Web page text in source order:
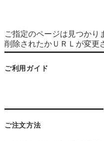
ご指定のページは見つかり
削除されたかＵＲＬが変更
ご利用ガイド
ご注文方法